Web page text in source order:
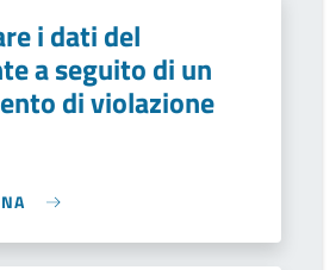
i dati del
a seguito di un
di violazione